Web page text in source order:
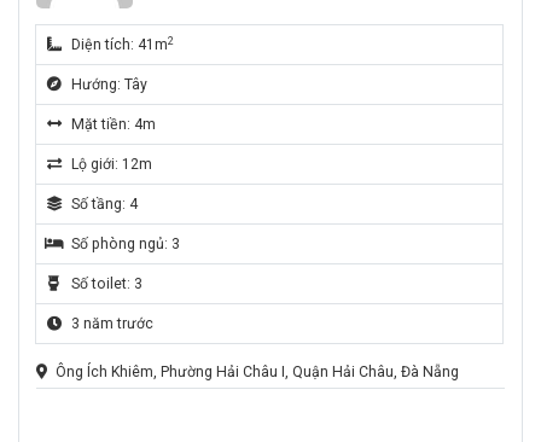
Diện tích: 41m2
Hướng: Tây
Mặt tiền: 4m
Lộ giới: 12m
Số tầng: 4
Số phòng ngủ: 3
Số toilet: 3
3 năm trước
Ông Ích Khiêm, Phường Hải Châu I, Quận Hải Châu, Đà Nẵng